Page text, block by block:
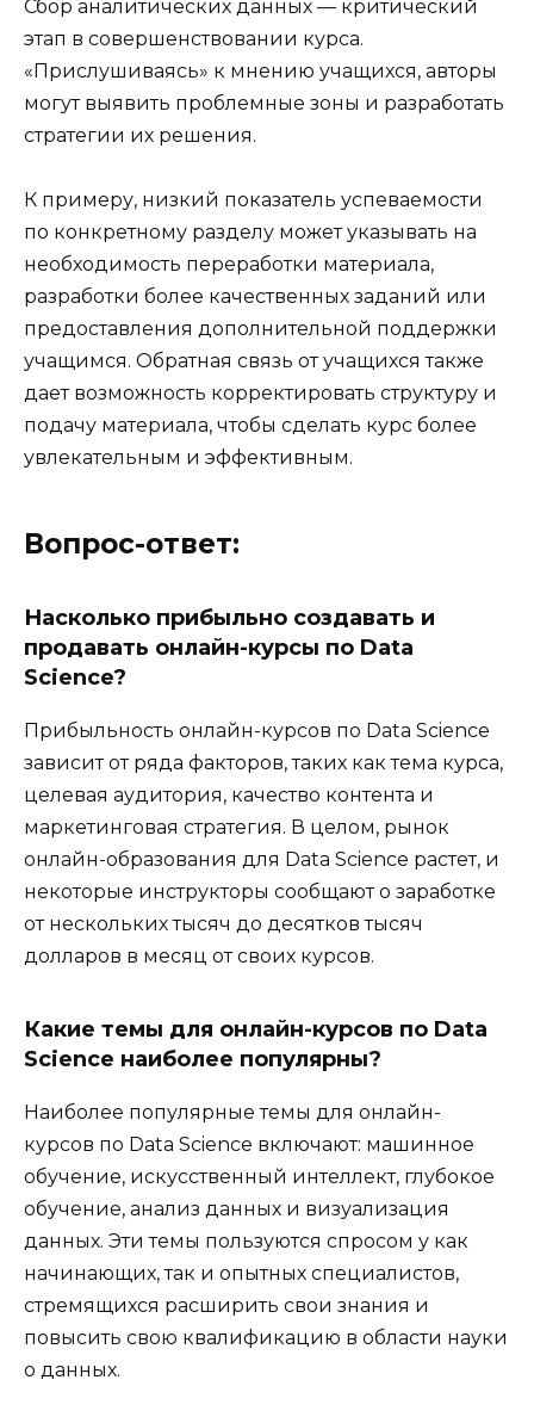
Сбор аналитических данных — критический
этап в совершенствовании курса.
«Прислушиваясь» к мнению учащихся, авторы
могут выявить проблемные зоны и разработать
стратегии их решения.
К примеру, низкий показатель успеваемости
по конкретному разделу может указывать на
необходимость переработки материала,
разработки более качественных заданий или
предоставления дополнительной поддержки
учащимся. Обратная связь от учащихся также
дает возможность корректировать структуру и
подачу материала, чтобы сделать курс более
увлекательным и эффективным.
Вопрос-ответ:
Насколько прибыльно создавать и
продавать онлайн-курсы по Data
Science?
Прибыльность онлайн-курсов по Data Science
зависит от ряда факторов, таких как тема курса,
целевая аудитория, качество контента и
маркетинговая стратегия. В целом, рынок
онлайн-образования для Data Science растет, и
некоторые инструкторы сообщают о заработке
от нескольких тысяч до десятков тысяч
долларов в месяц от своих курсов.
Какие темы для онлайн-курсов по Data
Science наиболее популярны?
Наиболее популярные темы для онлайн-
курсов по Data Science включают: машинное
обучение, искусственный интеллект, глубокое
обучение, анализ данных и визуализация
данных. Эти темы пользуются спросом у как
начинающих, так и опытных специалистов,
стремящихся расширить свои знания и
повысить свою квалификацию в области науки
о данных.